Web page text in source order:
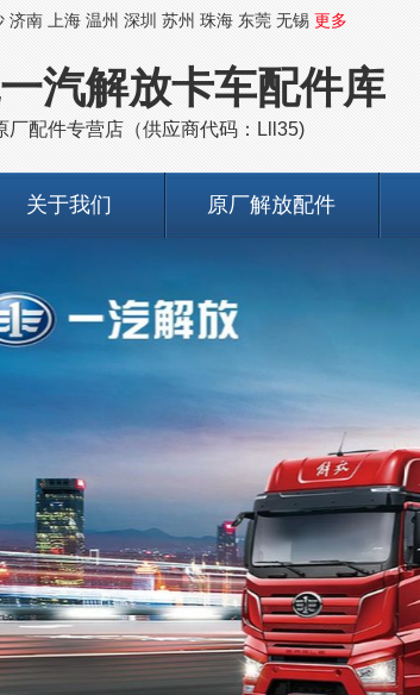
济南 上海 温州 深圳 苏州 珠海 东莞 无锡 更多
汽解放卡车配件库
厂配件专营店（供应商代码：Lll35)
关于我们 原厂解放配件